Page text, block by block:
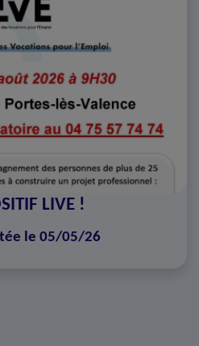
LIVE !
le 05/05/26